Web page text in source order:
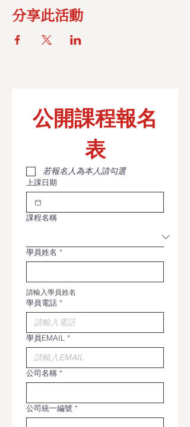
分享此活動
公開課程報名
表
若報名人為本人請勾選
上課日期
課程名稱
學員姓名 *
請輸入學員姓名
學員電話 *
學員EMAIL *
公司名稱 *
公司統一編號 *